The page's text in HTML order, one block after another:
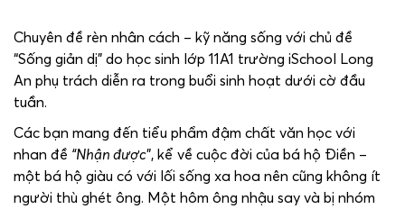
Chuyên đề rèn nhân cách – kỹ năng sống với chủ đề
“Sống giản dị” do học sinh lớp 11A1 trường iSchool Long
An phụ trách diễn ra trong buổi sinh hoạt dưới cờ đầu
tuần.
Các bạn mang đến tiểu phẩm đậm chất văn học với
nhan đề “Nhận được”, kể về cuộc đời của bá hộ Điền –
một bá hộ giàu có với lối sống xa hoa nên cũng không ít
người thù ghét ông. Một hôm ông nhậu say và bị nhóm